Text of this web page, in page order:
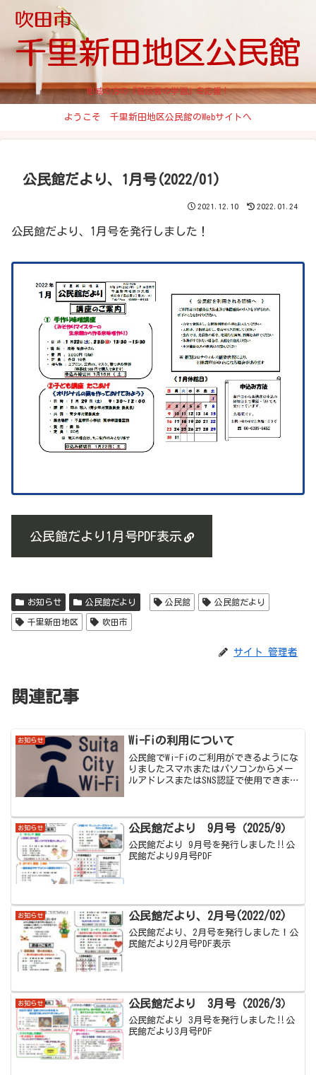
地域の方の『普段着の学習』を応援！
ようこそ 千里新田地区公民館のWebサイトへ
公民館だより、1月号(2022/01)
2021.12.10 2022.01.24
公民館だより、1月号を発行しました！
公民館だより1月号PDF表示
お知らせ 公民館だより 公民館 公民館だより
千里新田地区 吹田市
サイト 管理者
関連記事
お知らせ Wi-Fiの利用について
公民館でWi-Fiのご利用ができるようにな
りましたスマホまたはパソコンからメー
ルアドレスまたはSNS認証で使用できま
認証がありま...
お知らせ 公民館だより 9月号（2025/9）
公民館だより 9月号を発行しました‼公
民館だより9月号PDF
お知らせ 公民館だより、2月号(2022/02)
公民館だより、2月号を発行しました！公
民館だより2月号PDF表示
お知らせ 公民館だより 3月号（2026/3）
公民館だより 3月号を発行しました‼公
民館だより3月号PDF